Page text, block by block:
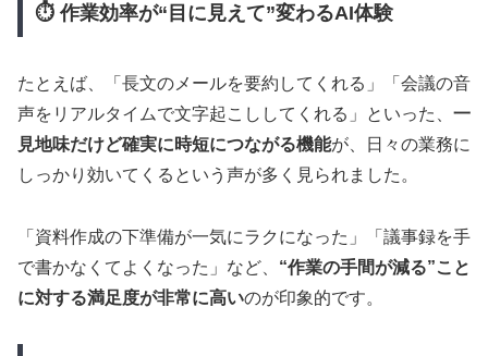
⏱ 作業効率が“目に見えて”変わるAI体験
たとえば、「長文のメールを要約してくれる」「会議の音
声をリアルタイムで文字起こししてくれる」といった、 一
見地味だけど確実に時短につながる機能が、日々の業務に
しっかり効いてくるという声が多く見られました。
「資料作成の下準備が一気にラクになった」「議事録を手
で書かなくてよくなった」など、 “作業の手間が減る”こと
に対する満足度が非常に高いのが印象的です。